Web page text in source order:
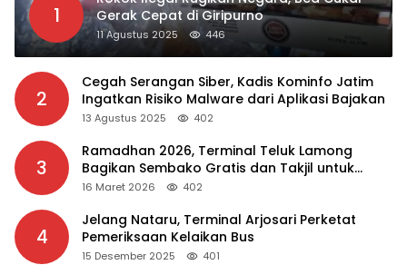
1
Gerak Cepat di Giripurno
11 Agustus 2025 446
2
Cegah Serangan Siber, Kadis Kominfo Jatim
Ingatkan Risiko Malware dari Aplikasi Bajakan
13 Agustus 2025 402
3
Ramadhan 2026, Terminal Teluk Lamong
Bagikan Sembako Gratis dan Takjil untuk
Masyarakat
16 Maret 2026 402
4
Jelang Nataru, Terminal Arjosari Perketat
Pemeriksaan Kelaikan Bus
15 Desember 2025 401